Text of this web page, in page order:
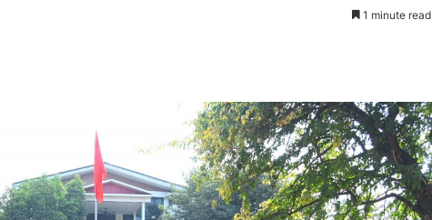
1 minute read